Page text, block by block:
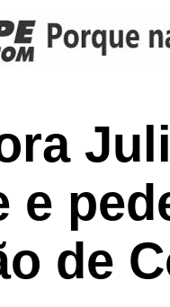
e
de